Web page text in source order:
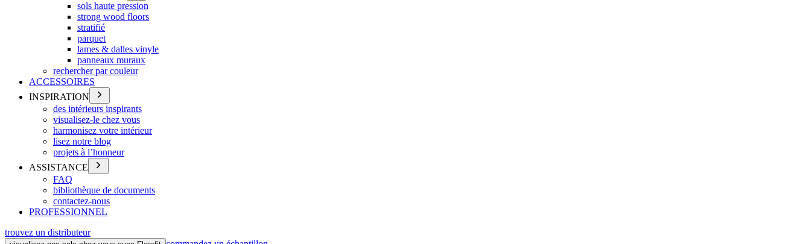
sols haute pression
strong wood floors
stratifié
parquet
lames & dalles vinyle
panneaux muraux
rechercher par couleur
ACCESSOIRES
INSPIRATION
des intérieurs inspirants
visualisez-le chez vous
harmonisez votre intérieur
lisez notre blog
projets à l’honneur
ASSISTANCE
FAQ
bibliothèque de documents
contactez-nous
PROFESSIONNEL
trouvez un distributeur